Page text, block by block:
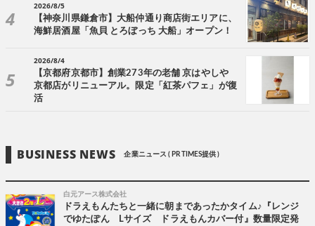
2026/8/5
【神奈川県鎌倉市】大船仲通り商店街エリアに、
海鮮居酒屋「魚貝 とろぼっち 大船」オープン！
2026/8/4
【京都府京都市】創業273年の老舗 京はやしや
京都店がリニューアル。限定「紅茶パフェ」が復
活
BUSINESS NEWS 企業ニュース ( PR TIMES提供 )
白元アース株式会社
ドラえもんたちと一緒に朝まであったかタイム♪『レンジ
でゆたぽん Lサイズ ドラえもんカバー付』数量限定発